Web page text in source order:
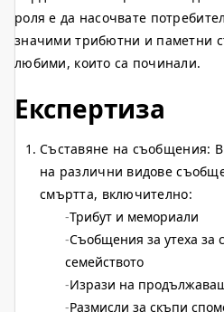
роля е да насочвате
значими трибютни и паметни
любими, които са починали.
Експертиза
Съставяне на съобщения:
на различни видове
смъртта, включително:
Трибут и мемориали
Съобщения за утеха за
семейството
Изрази на
Размисли за скъпи